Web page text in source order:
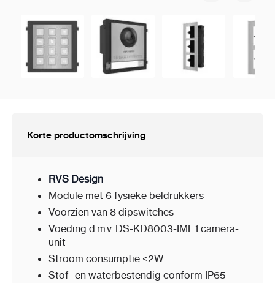
Korte productomschrijving
RVS Design
Module met 6 fysieke beldrukkers
Voorzien van 8 dipswitches
Voeding d.m.v. DS-KD8003-IME1 camera-
unit
Stroom consumptie <2W.
Stof- en waterbestendig conform IP65